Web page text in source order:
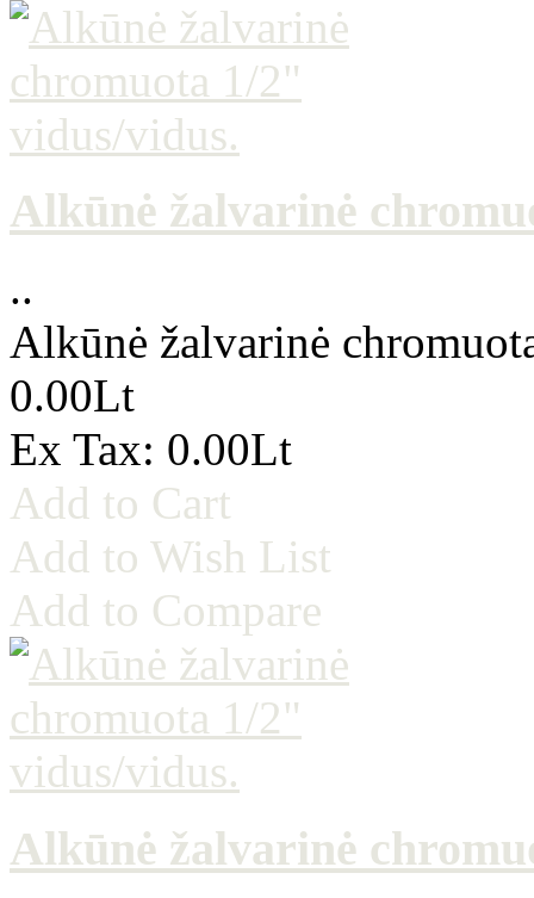
Alkūnė žalvarinė
..
Alkūnė žalvarinė
0.00Lt
Ex Tax: 0.00Lt
Add to Cart
Add to Wish List
Add to Compare
Alkūnė žalvarinė